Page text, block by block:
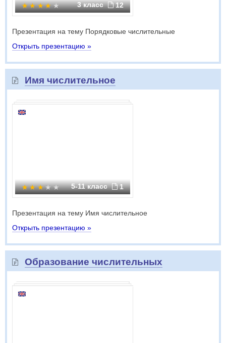
3 класс 12
Презентация на тему Порядковые числительные
Открыть презентацию »
Имя числительное
5-11 класс 1
Презентация на тему Имя числительное
Открыть презентацию »
Образование числительных